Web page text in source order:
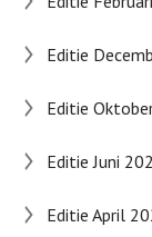
Editie
Editie
Editie Juni
Editie April